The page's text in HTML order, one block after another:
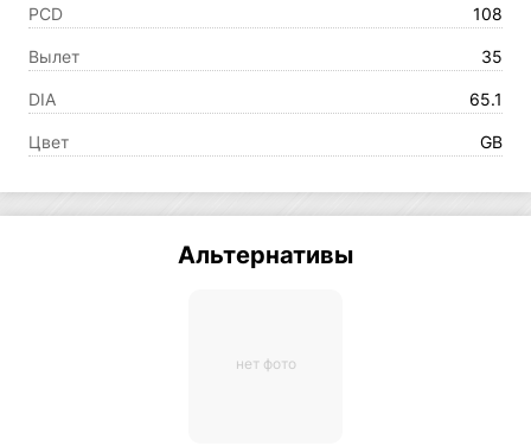
PCD 108
Вылет 35
DIA 65.1
Цвет GB
Альтернативы
нет фото